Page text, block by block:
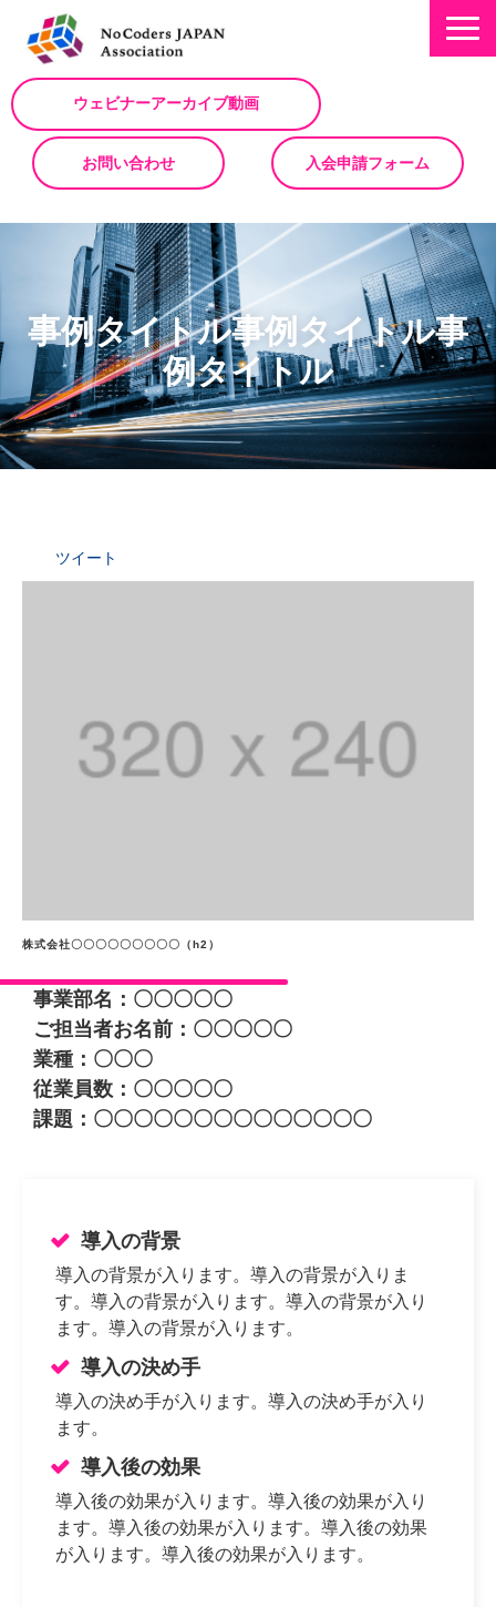
ウェビナーアーカイブ動画
お問い合わせ 入会申請フォーム
ミッション
お知らせ/NEWS
NoCodeサミット
イベント一覧
入会について
No Code サービスを動画で紹介
事例タイトル事例タイトル事
例タイトル
ツイート
株式会社〇〇〇〇〇〇〇〇〇（h2）
事業部名：〇〇〇〇〇
ご担当者お名前：〇〇〇〇〇
業種：〇〇〇
従業員数：〇〇〇〇〇
課題：〇〇〇〇〇〇〇〇〇〇〇〇〇〇
導入の背景
導入の背景が入ります。導入の背景が入りま
す。導入の背景が入ります。導入の背景が入り
ます。導入の背景が入ります。
導入の決め手
導入の決め手が入ります。導入の決め手が入り
ます。
導入後の効果
導入後の効果が入ります。導入後の効果が入り
ます。導入後の効果が入ります。導入後の効果
が入ります。導入後の効果が入ります。